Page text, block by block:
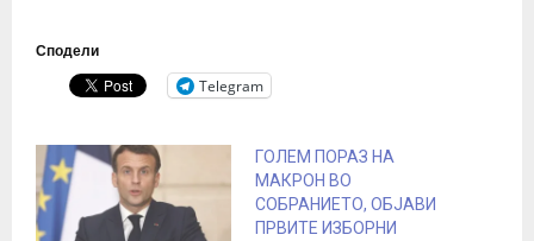
Сподели
Telegram
ГОЛЕМ ПОРАЗ НА
МАКРОН ВО
СОБРАНИЕТО, ОБЈАВИ
ПРВИТЕ ИЗБОРНИ